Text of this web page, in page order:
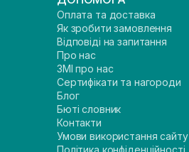
Оплата та доставка
Як зробити замовлення
Відповіді на запитання
Про нас
ЗМІ про нас
Сертифікати та нагороди
Блог
Бюті словник
Контакти
Умови використання сайту
Політика конфіденційності